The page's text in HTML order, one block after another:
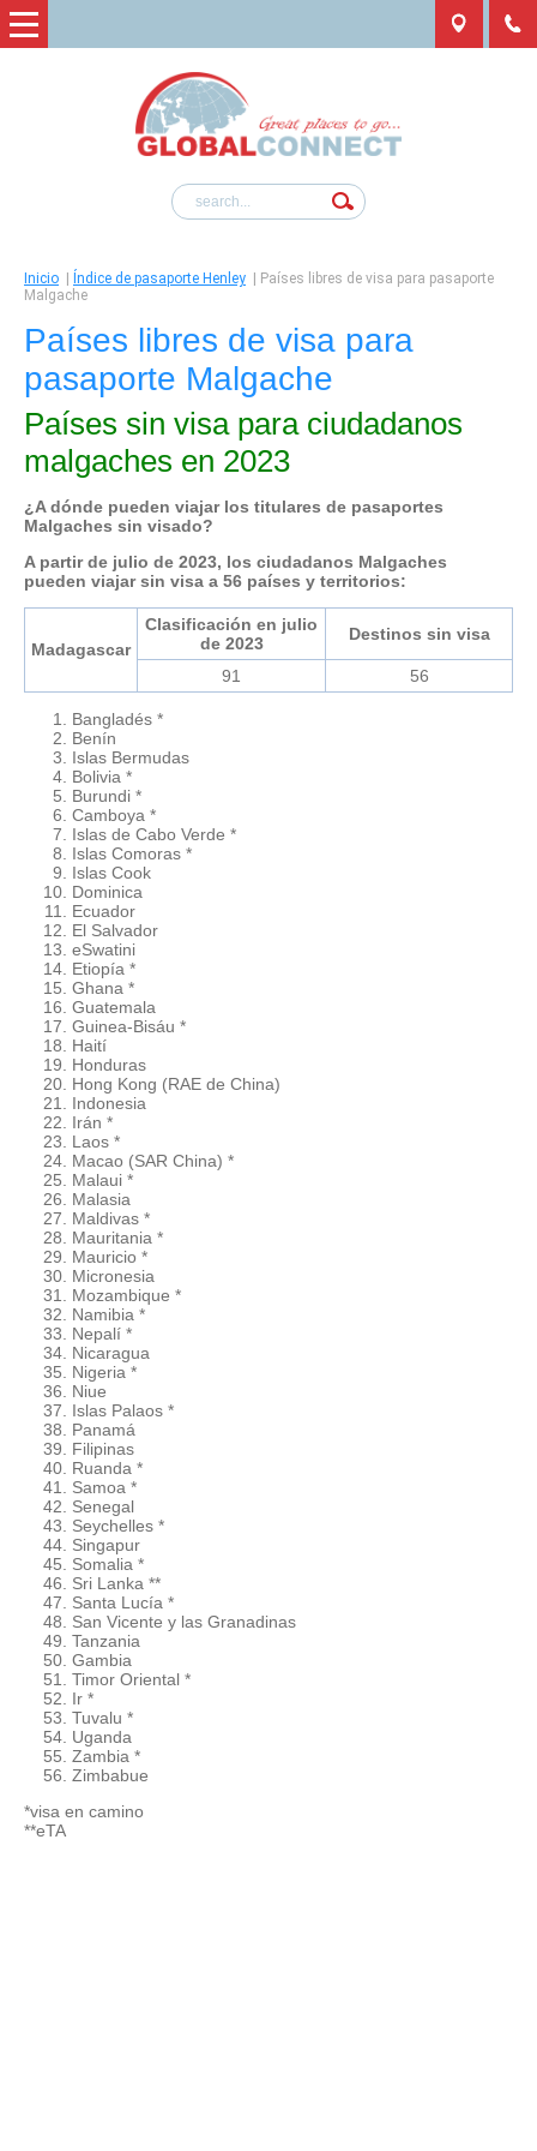
Inicio Índice de pasaporte Henley
Países libres de visa para pasaporte
Malgache
Países libres de visa para
pasaporte Malgache
Países sin visa para ciudadanos
malgaches en 2023
¿A dónde pueden viajar los titulares de pasaportes
Malgaches sin visado?
A partir de julio de 2023, los ciudadanos Malgaches
pueden viajar sin visa a 56 países y territorios:
Madagascar
Clasificación en julio
de 2023
Destinos sin visa
91 56
Bangladés *
Benín
Islas Bermudas
Bolivia *
Burundi *
Camboya *
Islas de Cabo Verde *
Islas Comoras *
Islas Cook
Dominica
Ecuador
El Salvador
eSwatini
Etiopía *
Ghana *
Guatemala
Guinea-Bisáu *
Haití
Honduras
Hong Kong (RAE de China)
Indonesia
Irán *
Laos *
Macao (SAR China) *
Malaui *
Malasia
Maldivas *
Mauritania *
Mauricio *
Micronesia
Mozambique *
Namibia *
Nepalí *
Nicaragua
Nigeria *
Niue
Islas Palaos *
Panamá
Filipinas
Ruanda *
Samoa *
Senegal
Seychelles *
Singapur
Somalia *
Sri Lanka **
Santa Lucía *
San Vicente y las Granadinas
Tanzania
Gambia
Timor Oriental *
Ir *
Tuvalu *
Uganda
Zambia *
Zimbabue
*visa en camino
**eTA